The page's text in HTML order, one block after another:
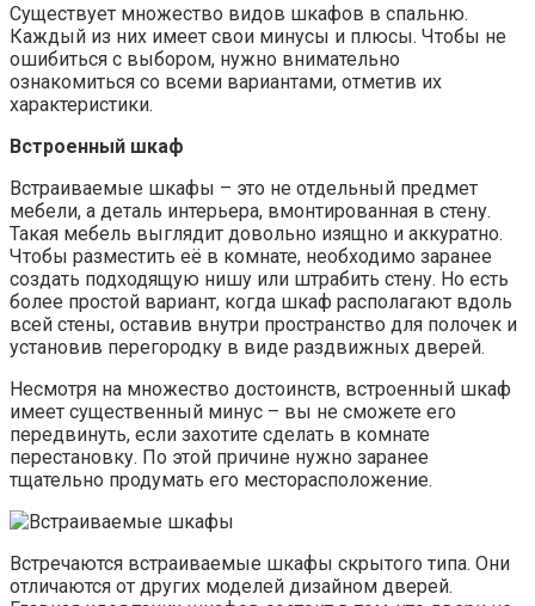
Существует множество видов шкафов в спальню.
Каждый из них имеет свои минусы и плюсы. Чтобы не
ошибиться с выбором, нужно внимательно
ознакомиться со всеми вариантами, отметив их
характеристики.
Встроенный шкаф
Встраиваемые шкафы – это не отдельный предмет
мебели, а деталь интерьера, вмонтированная в стену.
Такая мебель выглядит довольно изящно и аккуратно.
Чтобы разместить её в комнате, необходимо заранее
создать подходящую нишу или штрабить стену. Но есть
более простой вариант, когда шкаф располагают вдоль
всей стены, оставив внутри пространство для полочек и
установив перегородку в виде раздвижных дверей.
Несмотря на множество достоинств, встроенный шкаф
имеет существенный минус – вы не сможете его
передвинуть, если захотите сделать в комнате
перестановку. По этой причине нужно заранее
тщательно продумать его месторасположение.
Встречаются встраиваемые шкафы скрытого типа. Они
отличаются от других моделей дизайном дверей.